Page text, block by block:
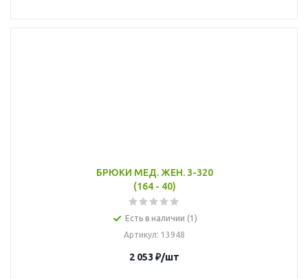
БРЮКИ МЕД. ЖЕН. 3-320
(164 - 40)
Есть в наличии (1)
Артикул: 13948
2 053 ₽/шт